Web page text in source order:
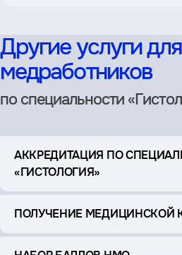
Другие услуги для
медработников
по специальности
АККРЕДИТАЦИЯ ПО
«ГИСТОЛОГИЯ»
ПОЛУЧЕНИЕ МЕДИЦИНСКОЙ